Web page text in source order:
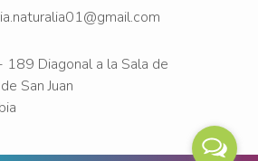
Diagonal a la Sala de
San Juan